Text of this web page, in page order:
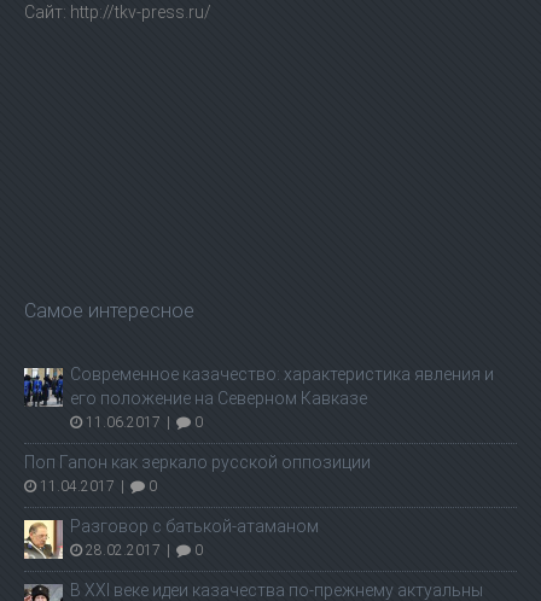
Сайт: http://tkv-press.ru/
Самое интересное
Современное казачество: характеристика явления и
его положение на Северном Кавказе
11.06.2017 | 0
Поп Гапон как зеркало русской оппозиции
11.04.2017 | 0
Разговор с батькой-атаманом
28.02.2017 | 0
В ХХI веке идеи казачества по-прежнему актуальны